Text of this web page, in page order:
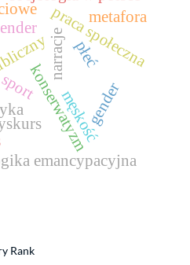
konserwatyzm
narracje
praca społeczna
emancypacyjna
męskość
płeć
gender
sport
metafora